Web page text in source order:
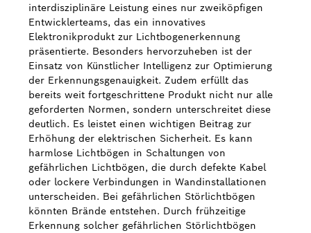
interdisziplinäre Leistung eines nur zweiköpfigen
Entwicklerteams, das ein innovatives
Elektronikprodukt zur Lichtbogenerkennung
präsentierte. Besonders hervorzuheben ist der
Einsatz von Künstlicher Intelligenz zur Optimierung
der Erkennungsgenauigkeit. Zudem erfüllt das
bereits weit fortgeschrittene Produkt nicht nur alle
geforderten Normen, sondern unterschreitet diese
deutlich. Es leistet einen wichtigen Beitrag zur
Erhöhung der elektrischen Sicherheit. Es kann
harmlose Lichtbögen in Schaltungen von
gefährlichen Lichtbögen, die durch defekte Kabel
oder lockere Verbindungen in Wandinstallationen
unterscheiden. Bei gefährlichen Störlichtbögen
könnten Brände entstehen. Durch frühzeitige
Erkennung solcher gefährlichen Störlichtbögen